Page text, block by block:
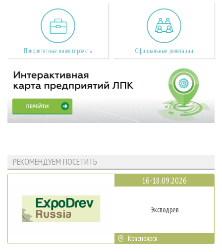
Приоритетные инвестпроекты Официальные делегации
РЕКОМЕНДУЕМ ПОСЕТИТЬ
16-18.09.2026
Эксподрев
Красноярск